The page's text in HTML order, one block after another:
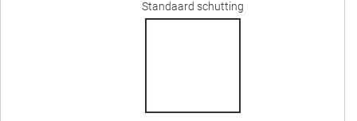
Standaard schutting